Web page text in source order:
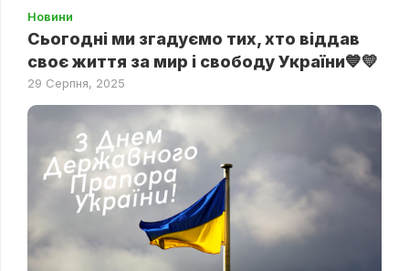
Новини
Сьогодні ми згадуємо тих, хто віддав
своє життя за мир і свободу України💙💛
29 Серпня, 2025